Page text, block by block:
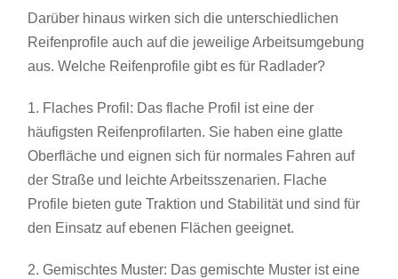
Darüber hinaus wirken sich die unterschiedlichen
Reifenprofile auch auf die jeweilige Arbeitsumgebung
aus. Welche Reifenprofile gibt es für Radlader?
1. Flaches Profil: Das flache Profil ist eine der
häufigsten Reifenprofilarten. Sie haben eine glatte
Oberfläche und eignen sich für normales Fahren auf
der Straße und leichte Arbeitsszenarien. Flache
Profile bieten gute Traktion und Stabilität und sind für
den Einsatz auf ebenen Flächen geeignet.
2. Gemischtes Muster: Das gemischte Muster ist eine